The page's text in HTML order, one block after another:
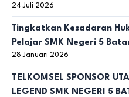
24 Juli 2026
Tingkatkan Kesadaran
Pelajar SMK Negeri 5
28 Januari 2026
TELKOMSEL SPONSOR
LEGEND SMK NEGERI 5